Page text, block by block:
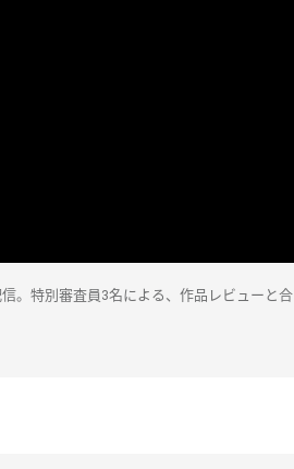
。特別審査員3名による、作品レビューと合